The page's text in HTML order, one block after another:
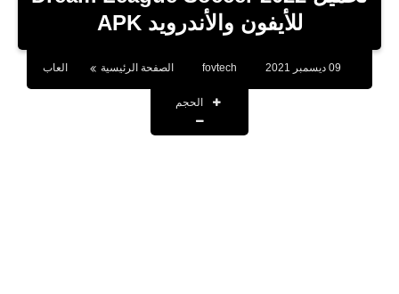
للأيفون والأندرويد APK
fovtech الصفحة الرئيسية العاب
الحجم